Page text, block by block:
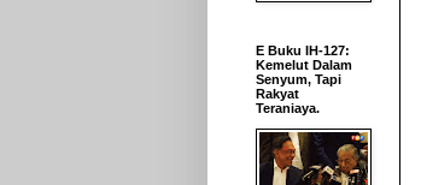
E Buku IH-127:
Kemelut Dalam
Senyum, Tapi
Rakyat
Teraniaya.